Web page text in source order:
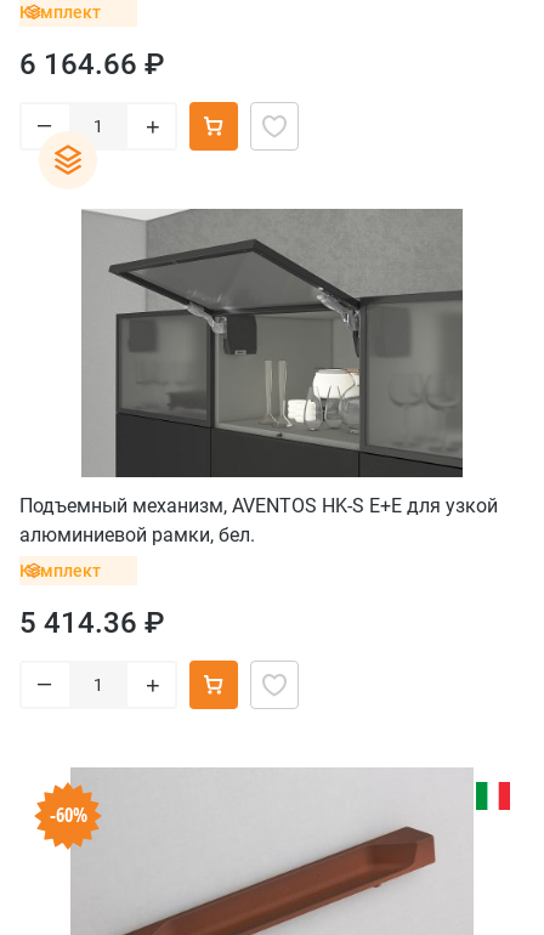
Комплект
6 164.66 ₽
– +
Подъемный механизм, AVENTOS HK-S E+E для узкой
алюминиевой рамки, бел.
Комплект
5 414.36 ₽
– +
-60%